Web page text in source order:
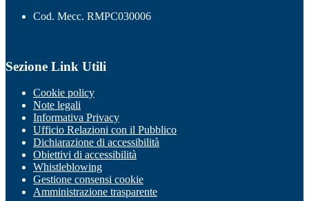
Cod. Mecc. RMPC030006
Sezione Link Utili
Cookie policy
Note legali
Informativa Privacy
Ufficio Relazioni con il Pubblico
Dichiarazione di accessibilità
Obiettivi di accessibilità
Whistleblowing
Gestione consensi cookie
Amministrazione trasparente